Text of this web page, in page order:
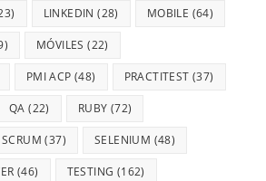
LINKEDIN (28) MOBILE (64)
MÓVILES (22)
PMI ACP (48) PRACTITEST (37)
QA (22) RUBY (72)
SCRUM (37) SELENIUM (48)
(46) TESTING (162)